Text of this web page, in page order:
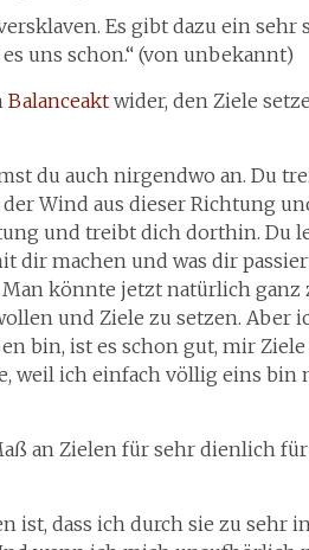
Es gibt dazu ein sehr
uns schon.“ (von unbekannt)
Balanceakt wider, den Ziele
du auch nirgendwo an. Du
Wind aus dieser Richtung
und treibt dich dorthin. Du
dir machen und was dir
könnte jetzt natürlich
und Ziele zu setzen. Aber
bin, ist es schon gut, mir
weil ich einfach völlig eins bin
an Zielen für sehr dienlich
ist, dass ich durch sie zu sehr